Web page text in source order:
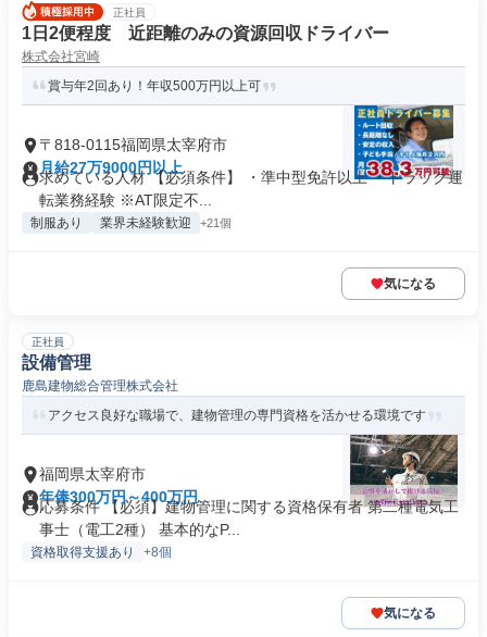
正社員
1日2便程度 近距離のみの資源回収ドライバー
株式会社宮崎
賞与年2回あり！年収500万円以上可
〒818-0115福岡県太宰府市
月給27万9000円以上
求めている人材 【必須条件】 ・準中型免許以上 ・トラック運
転業務経験 ※AT限定不...
制服あり 業界未経験歓迎 +21個
気になる
正社員
設備管理
鹿島建物総合管理株式会社
アクセス良好な職場で、建物管理の専門資格を活かせる環境です
福岡県太宰府市
年俸300万円～400万円
応募条件 【必須】建物管理に関する資格保有者 第二種電気工
事士（電工2種） 基本的なP...
資格取得支援あり +8個
気になる